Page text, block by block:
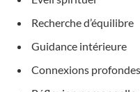
Recherche d’équilibre
Guidance intérieure
Connexions profondes